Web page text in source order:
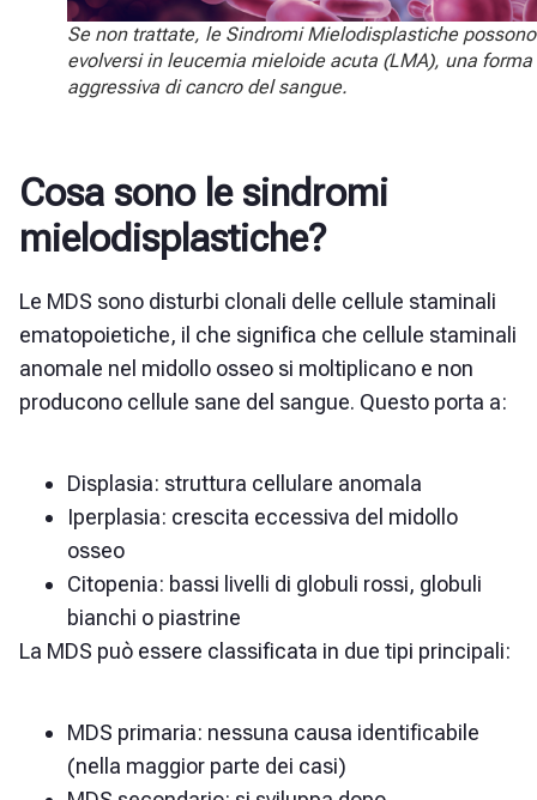
Se non trattate, le Sindromi Mielodisplastiche possono
evolversi in leucemia mieloide acuta (LMA), una forma
aggressiva di cancro del sangue.
Cosa sono le sindromi
mielodisplastiche?
Le MDS sono disturbi clonali delle cellule staminali
ematopoietiche, il che significa che cellule staminali
anomale nel midollo osseo si moltiplicano e non
producono cellule sane del sangue. Questo porta a:
Displasia: struttura cellulare anomala
Iperplasia: crescita eccessiva del midollo
osseo
Citopenia: bassi livelli di globuli rossi, globuli
bianchi o piastrine
La MDS può essere classificata in due tipi principali:
MDS primaria: nessuna causa identificabile
(nella maggior parte dei casi)